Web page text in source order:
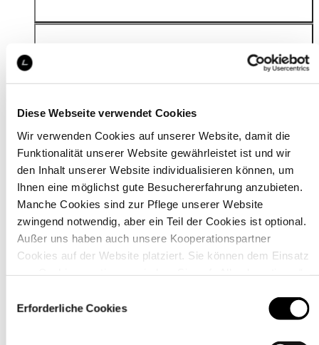
Diese Webseite verwendet Cookies
Wir verwenden Cookies auf unserer Website, damit die
Funktionalität unserer Website gewährleistet ist und wir
den Inhalt unserer Website individualisieren können, um
Ihnen eine möglichst gute Besuchererfahrung anzubieten.
Manche Cookies sind zur Pflege unserer Website
zwingend notwendig, aber ein Teil der Cookies ist optional.
Außer uns haben auch unsere Kooperationspartner
Cookies auf der Website platziert. Sie können dem Einsatz
über den Link „Cookie-Einstellungen
Erforderliche Cookies
Details